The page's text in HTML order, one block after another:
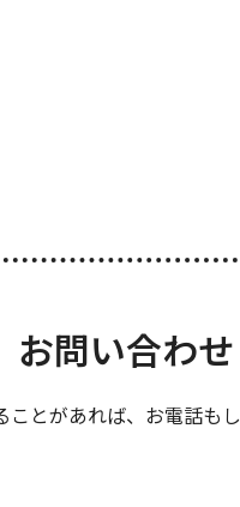
お問い合わせ
とがあれば、お電話も